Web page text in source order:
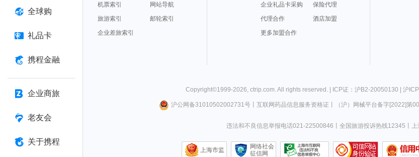
全球购
礼品卡
携程金融
企业商旅
老友会
关于携程
机票索引
网站导航
旅游索引
邮轮索引
企业差旅索引
企业礼品卡采购
保险代理
代理合作
酒店加盟
更多加盟合作
Copyright©1999-2026, ctrip.com. All rights reserved. | ICP证：沪B2-20050130 | 沪
沪公网备31010502002731号丨 互联网药品信息服务资格证 （沪）网械平台备字[2022]第
违法和不良信息举报电话021-22500846 全国旅游投诉热线12345
上海市监
网络社会
征信网